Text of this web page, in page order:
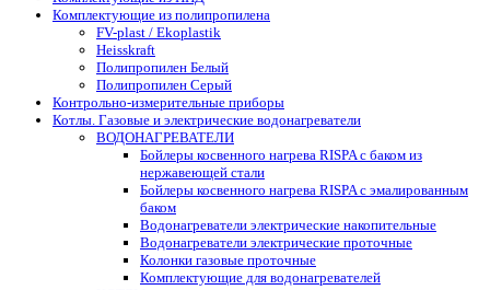
Комплектующие из полипропилена
FV-plast / Ekoplastik
Heisskraft
Полипропилен Белый
Полипропилен Серый
Контрольно-измерительные приборы
Котлы. Газовые и электрические водонагреватели
ВОДОНАГРЕВАТЕЛИ
Бойлеры косвенного нагрева RISPA с баком из
нержавеющей стали
Бойлеры косвенного нагрева RISPA с эмалированным
баком
Водонагреватели электрические накопительные
Водонагреватели электрические проточные
Колонки газовые проточные
Комплектующие для водонагревателей